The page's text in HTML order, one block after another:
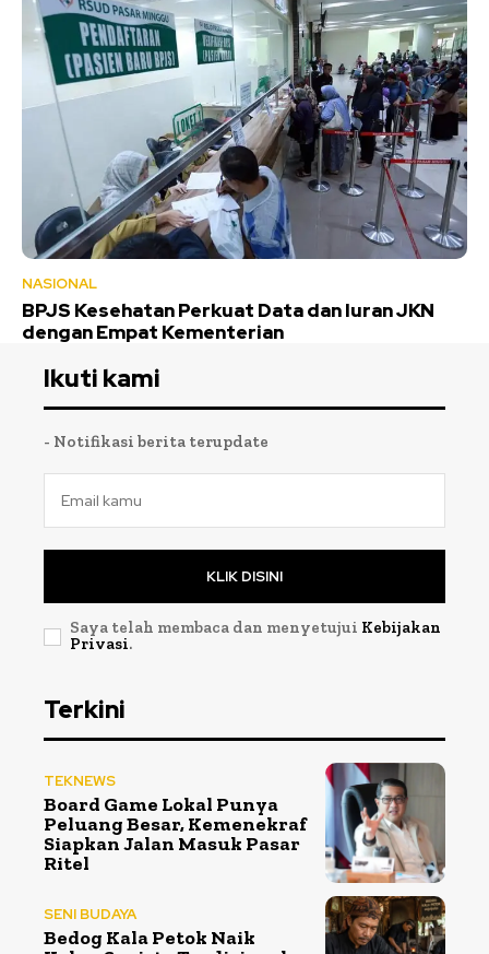
NASIONAL
BPJS Kesehatan Perkuat Data dan Iuran JKN
dengan Empat Kementerian
Ikuti kami
- Notifikasi berita terupdate
KLIK DISINI
Saya telah membaca dan menyetujui Kebijakan
Privasi.
Terkini
TEKNEWS
Board Game Lokal Punya
Peluang Besar, Kemenekraf
Siapkan Jalan Masuk Pasar
Ritel
SENI BUDAYA
Bedog Kala Petok Naik